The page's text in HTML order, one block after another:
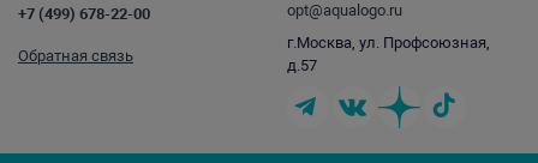
+7 (499) 678-22-00
Обратная связь
opt@aqualogo.ru
г.Москва, ул. Профсоюзная,
д.57